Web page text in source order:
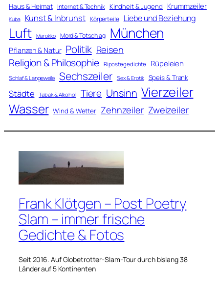
Haus & Heimat Internet & Technik Kindheit & Jugend Krummzeiler
Kuba Kunst & Inbrunst Körperteile Liebe und Beziehung
Luft Marokko Mord & Totschlag München
Pflanzen & Natur Politik Reisen
Religion & Philosophie Ripostegedichte Rüpeleien
Schlaf & Langeweile Sechszeiler Sex & Erotik Speis & Trank
Städte Tabak & Alkohol Tiere Unsinn Vierzeiler
Wasser Wind & Wetter Zehnzeiler Zweizeiler
Frank Klötgen – Post Poetry
Slam – immer frische
Gedichte & Fotos
Seit 2016. Auf Globetrotter-Slam-Tour durch bislang 38
Länder auf 5 Kontinenten